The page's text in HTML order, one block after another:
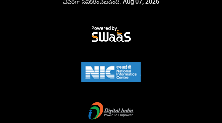
చివరిగా నవీకరించబడింది: Aug 07, 2026